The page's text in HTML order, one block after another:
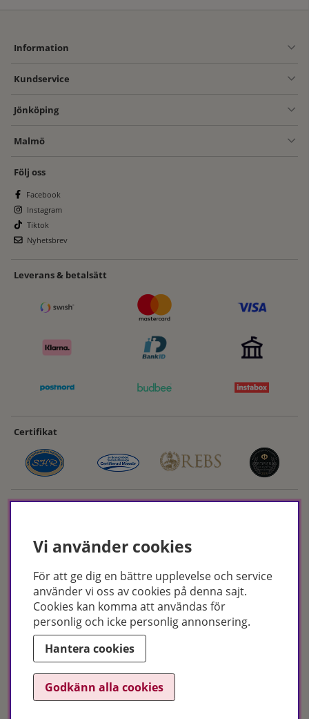
Information
Kundservice
Jönköping
Malmö
Följ oss
Facebook
Instagram
Tiktok
Nyhetsbrev
Leverans & betalsätt
Certifikat
Hudoteket erbjuder ett noga utvalt sortiment inom hudvård, hårvård och
makeup – både online och i butik. Med över 50 års erfarenhet och
utbildade hudterapeuter hjälper vi dig att hitta rätt produkter och
behandlingar för just dina behov. Handla enkelt på hudoteket.se eller
besök oss i Jönköping och Malmö.
Copyright © Hudoteket 2025
Vi använder cookies
För att ge dig en bättre upplevelse och service
använder vi oss av cookies på denna sajt.
Cookies kan komma att användas för
personlig och icke personlig annonsering.
Hantera cookies
Godkänn alla cookies